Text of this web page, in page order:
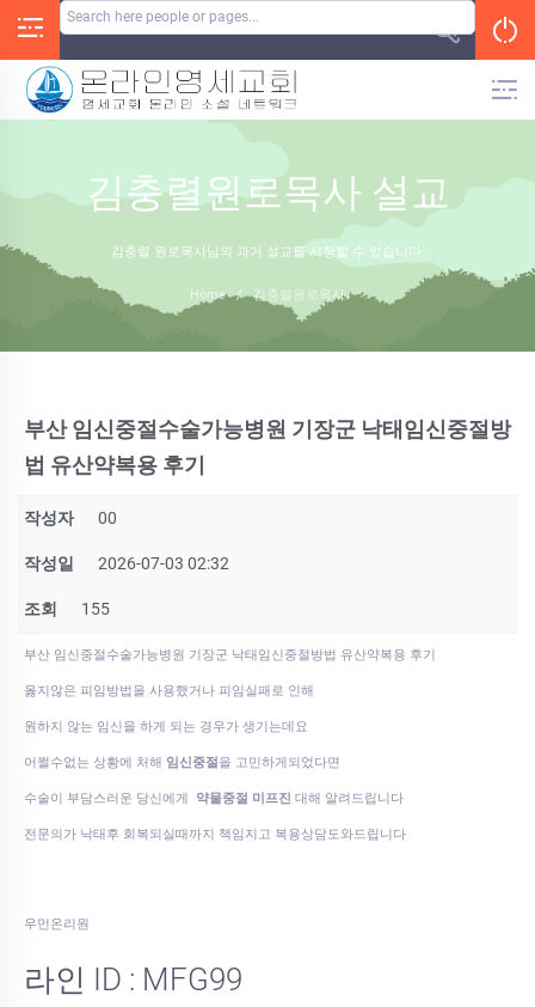
김충렬원로목사 설교
김충렬 원로목사님의 과거 설교를 시청할 수 있습니다.
Home / 김충렬원로목사
부산 임신중절수술가능병원 기장군 낙태임신중절방
법 유산약복용 후기
작성자 00
작성일 2026-07-03 02:32
조회 155
부산 임신중절수술가능병원 기장군 낙태임신중절방법 유산약복용 후기
옳지않은 피임방법을 사용했거나 피임실패로 인해
원하지 않는 임신을 하게 되는 경우가 생기는데요
어쩔수없는 상황에 처해 임신중절을 고민하게되었다면
수술이 부담스러운 당신에게 약물중절 미프진 대해 알려드립니다
전문의가 낙태후 회복되실때까지 책임지고 복용상담도와드립니다
우먼온리원
라인 ID : MFG99